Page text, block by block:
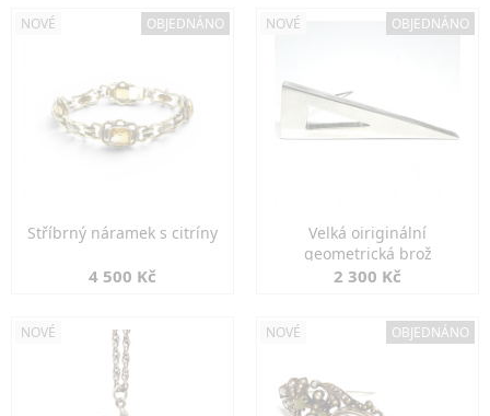
NOVÉ OBJEDNÁNO
Stříbrný náramek s citríny
4 500 Kč
NOVÉ OBJEDNÁNO
Velká oiriginální
geometrická brož
2 300 Kč
NOVÉ NOVÉ OBJEDNÁNO